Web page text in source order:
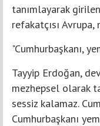
tanımlayarak
refakatçısı Avrupa,
"Cumhurbaşkanı,
Tayyip Erdoğan,
mezhepsel olarak
sessiz kalamaz.
Cumhurbaşkanı